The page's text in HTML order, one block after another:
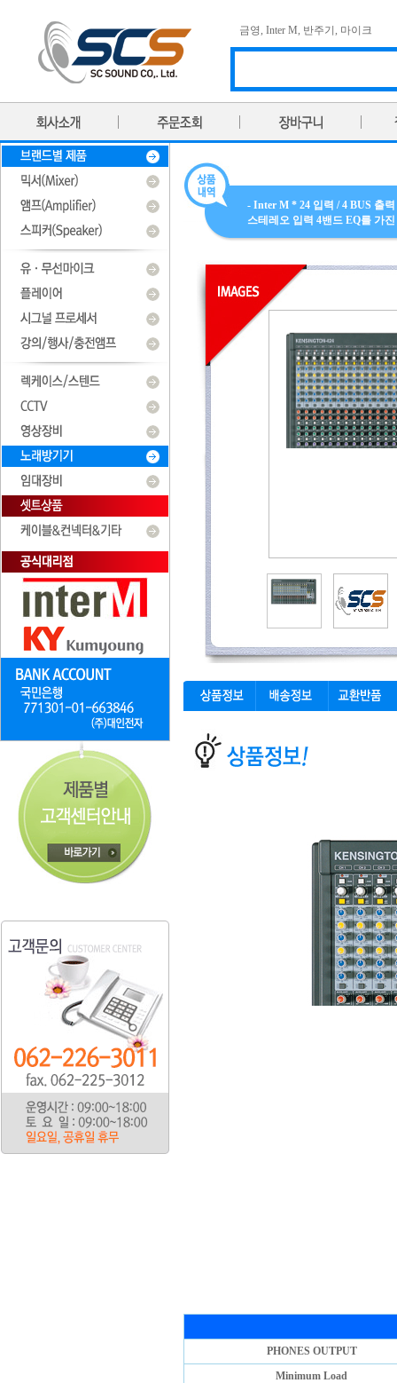
금영, Inter M, 반주기 , 마이크
- Inter M * 24 입력 / 4 BUS 출
스테레오 입력 4밴드 EQ를 가
PHONES OUTPUT
Minimum Load